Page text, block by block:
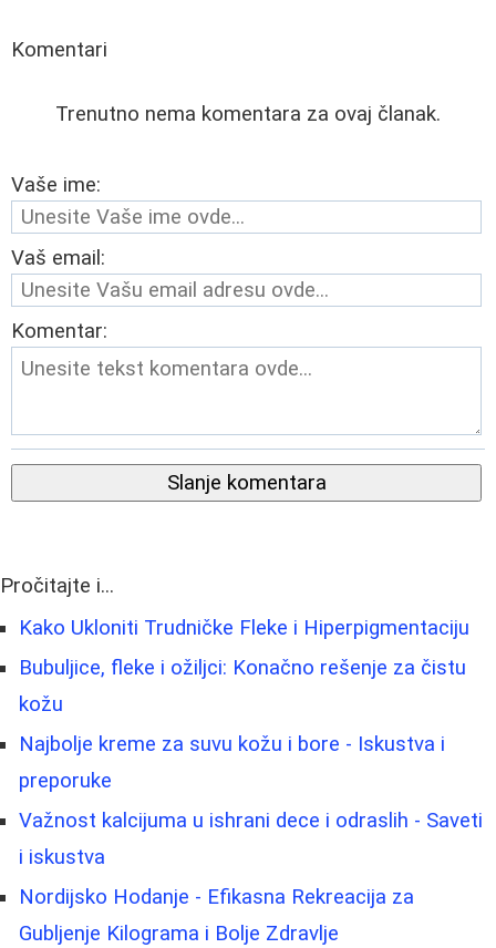
Komentari
Trenutno nema komentara za ovaj članak.
Vaše ime:
Vaš email:
Komentar:
Slanje komentara
Pročitajte i...
Kako Ukloniti Trudničke Fleke i Hiperpigmentaciju
Bubuljice, fleke i ožiljci: Konačno rešenje za čistu
kožu
Najbolje kreme za suvu kožu i bore - Iskustva i
preporuke
Važnost kalcijuma u ishrani dece i odraslih - Saveti
i iskustva
Nordijsko Hodanje - Efikasna Rekreacija za
Gubljenje Kilograma i Bolje Zdravlje